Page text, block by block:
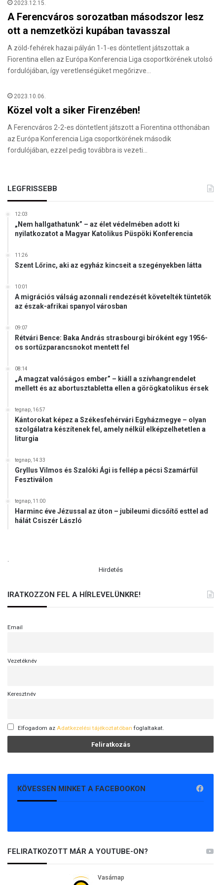
2023.12.15.
A Ferencváros sorozatban másodszor lesz
ott a nemzetközi kupában tavasszal
A zöld-fehérek hazai pályán 1-1-es döntetlent játszottak a
Fiorentina ellen az Európa Konferencia Liga csoportkörének utolsó
fordulójában, így veretlenségüket megőrizve…
2023.10.06.
Közel volt a siker Firenzében!
A Ferencváros 2-2-es döntetlent játszott a Fiorentina otthonában
az Európa Konferencia Liga csoportkörének második
fordulójában, ezzel pedig továbbra is vezeti…
LEGFRISSEBB
12:03
„Nem hallgathatunk” – az élet védelmében adott ki
nyilatkozatot a Magyar Katolikus Püspöki Konferencia
11:26
Szent Lőrinc, aki az egyház kincseit a szegényekben látta
10:01
A migrációs válság azonnali rendezését követelték tüntetők
az észak-afrikai spanyol városban
09:07
Rétvári Bence: Baka András strasbourgi bíróként egy 1956-
os sortűzparancsnokot mentett fel
08:14
„A magzat valóságos ember” – kiáll a szívhangrendelet
mellett és az abortusztabletta ellen a görögkatolikus érsek
tegnap, 16:57
Kántorokat képez a Székesfehérvári Egyházmegye – olyan
szolgálatra készítenek fel, amely nélkül elképzelhetetlen a
liturgia
tegnap, 14:33
Gryllus Vilmos és Szalóki Ági is fellép a pécsi Szamárfül
Fesztiválon
tegnap, 11:00
Harminc éve Jézussal az úton – jubileumi dicsőítő esttel ad
hálát Csiszér László
.
Hirdetés
IRATKOZZON FEL A HÍRLEVELÜNKRE!
Email
Vezetéknév
Keresztnév
Elfogadom az Adatkezelési tájékoztatóban foglaltakat.
KÖVESSEN MINKET A FACEBOOKON
FELIRATKOZOTT MÁR A YOUTUBE-ON?